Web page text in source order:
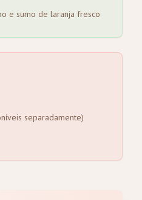
e sumo de laranja fresco
separadamente)